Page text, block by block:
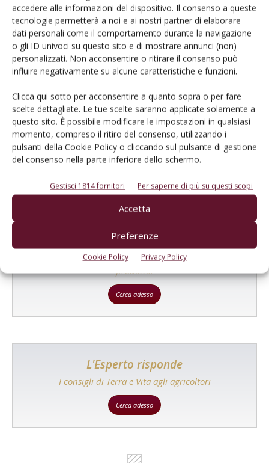
accedere alle informazioni del dispositivo. Il consenso a queste
tecnologie permetterà a noi e ai nostri partner di elaborare
dati personali come il comportamento durante la navigazione
o gli ID univoci su questo sito e di mostrare annunci (non)
personalizzati. Non acconsentire o ritirare il consenso può
influire negativamente su alcune caratteristiche e funzioni.
Clicca qui sotto per acconsentire a quanto sopra o per fare
scelte dettagliate. Le tue scelte saranno applicate solamente a
questo sito. È possibile modificare le impostazioni in qualsiasi
momento, compreso il ritiro del consenso, utilizzando i
pulsanti della Cookie Policy o cliccando sul pulsante di gestione
del consenso nella parte inferiore dello schermo.
Gestisci 1814 fornitori Per saperne di più su questi scopi
Accetta
Preferenze
Cookie Policy Privacy Policy
ATTUALITÀ
La grandine bombarda vigneti pregiati
DiRedazione 8 Agosto 2013
E-magazine
Tecniche, prodotti e servizi dalle aziende
Catalogo Aziende e Prodotti
Un modo semplice per cercare un'azienda o un
prodotto!
Cerca adesso
L'Esperto risponde
I consigli di Terra e Vita agli agricoltori
Cerca adesso